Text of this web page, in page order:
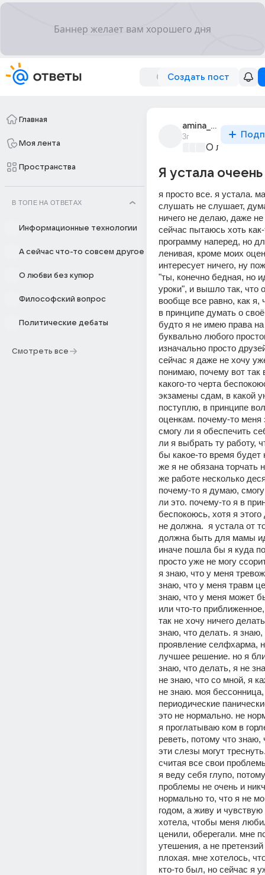
Создать пост
Главная
Моя лента
Пространства
В ТОПЕ НА ОТВЕТАХ
Информационные технологии
А сейчас что-то совсем другое
О любви без купюр
Философский вопрос
Политические дебаты
Смотреть все
amina_amina_1877
3г
О любви без
Я устала очеень
я просто все. я устала.
слушать не слушает,
ничего не делаю, даже не
сейчас пытаюсь хоть
программу наперед, но
ленивая, кроме моих
интересует ничего, ну
"ты, конечно бедная, но
уроки", и вышло так, что
вообще все равно, как я,
в принципе думать о
будто я не имею права на
буквально любого
изначально просто
сейчас я даже не хочу
понимаю, почему вот
какого-то черта
экзамены сдам, в какой
поступлю, в принципе
оценкам. почему-то меня
смогу ли я обеспечить
ли я выбрать ту работу,
бы какое-то время будет
же я не обязана торчать
же работе несколько
почему-то я думаю,
ли это. почему-то я в
беспокоюсь, хотя я
не должна.  я устала от
должна быть для мамы
иначе пошла бы я куда
просто уже не могу
я знаю, что у меня
знаю, что у меня травм
знаю, что у меня может
или что-то
так не хочу ничего
знаю, что делать. я знаю,
проявление селфхарма,
лучшее решение. но я
знаю, что делать, я не
не знаю, что со мной, я
не знаю. моя
периодические
это не нормально. не
я проглатываю ком в
реветь, потому что знаю,
эти слезы могут
считая все свои
я веду себя глупо,
проблемы не очень и
нормально то, что я не
годом, а живу и
хотела, чтобы меня
ценили, оберегали. мне
утешения, а не
плохая. мне хотелось,
кто-то был, но сейчас я